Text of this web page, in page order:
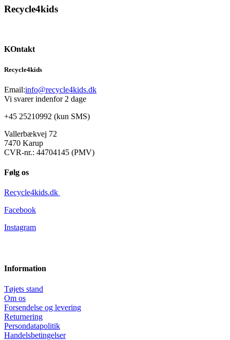
Recycle4kids
KOntakt
Recycle4kids
Email:info@recycle4kids.dk
Vi svarer indenfor 2 dage
+45 25210992 (kun SMS)
Vallerbækvej 72
7470 Karup
CVR-nr.: 44704145 (PMV)
Følg os
Recycle4kids.dk
Facebook
Instagram
Information
Tøjets stand
Om os
Forsendelse og levering
Returnering
Persondatapolitik
Handelsbetingelser